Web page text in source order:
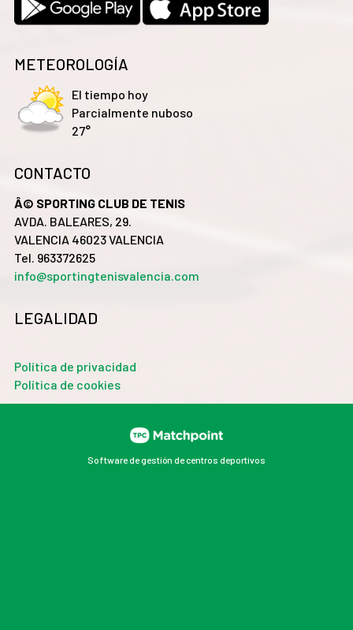
METEOROLOGÍA
El tiempo hoy
Parcialmente nuboso
27°
CONTACTO
Â© SPORTING CLUB DE TENIS
AVDA. BALEARES, 29.
VALENCIA 46023 VALENCIA
Tel. 963372625
info@sportingtenisvalencia.com
LEGALIDAD
Política de privacidad
Política de cookies
Software de gestión de centros deportivos